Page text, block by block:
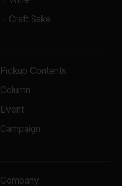
- Craft Sake
Pickup Contents
Column
Event
Campaign
Company